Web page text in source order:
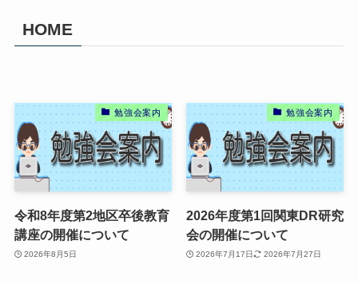
HOME
勉強会案内
令和8年度第2地区卒後教育
講座の開催について
2026年8月5日
勉強会案内
2026年度第1回関東DR研究
会の開催について
2026年7月17日 2026年7月27日